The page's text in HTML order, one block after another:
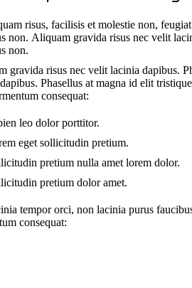
risus, facilisis et molestie non,
non. Aliquam gravida risus nec velit
non.
gravida risus nec velit lacinia dapibus.
Phasellus at magna id elit
consequat:
leo dolor porttitor.
eget sollicitudin pretium.
pretium nulla amet lorem dolor.
pretium dolor amet.
tempor orci, non lacinia purus
consequat: